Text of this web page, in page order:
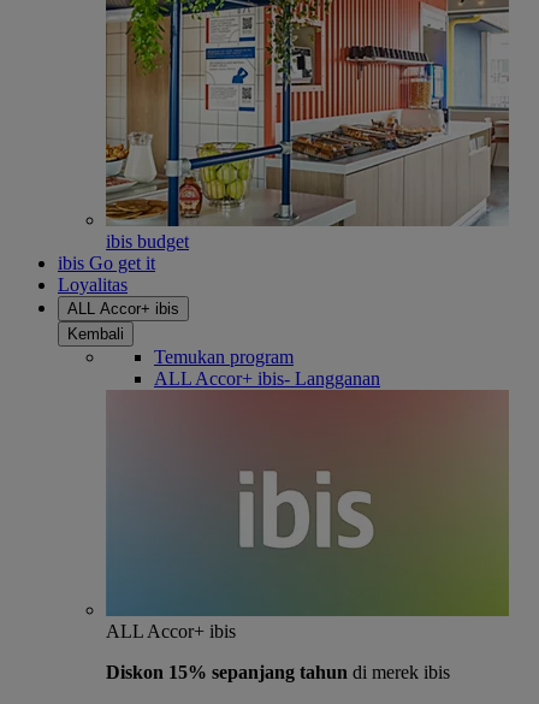
ibis budget
ibis Go get it
Loyalitas
ALL Accor+ ibis
Kembali
Temukan program
ALL Accor+ ibis- Langganan
ALL Accor+ ibis
Diskon 15% sepanjang tahun di merek ibis